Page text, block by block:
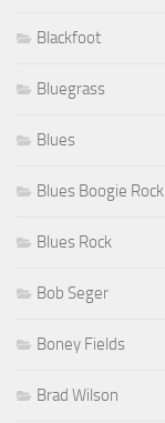
Blackfoot
Bluegrass
Blues
Blues Boogie Rock
Blues Rock
Bob Seger
Boney Fields
Brad Wilson